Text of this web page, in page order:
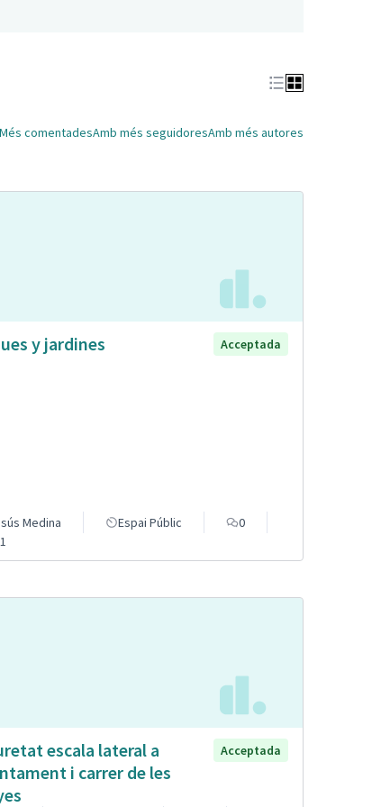
Més comentadesAmb més seguidoresAmb més autores
y jardines Acceptada
Medina Espai Públic
0
1
escala lateral a
i carrer de les
Acceptada